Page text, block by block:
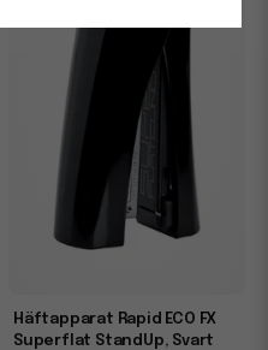
Häftapparat Rapid ECO FX
Superflat StandUp, Svart